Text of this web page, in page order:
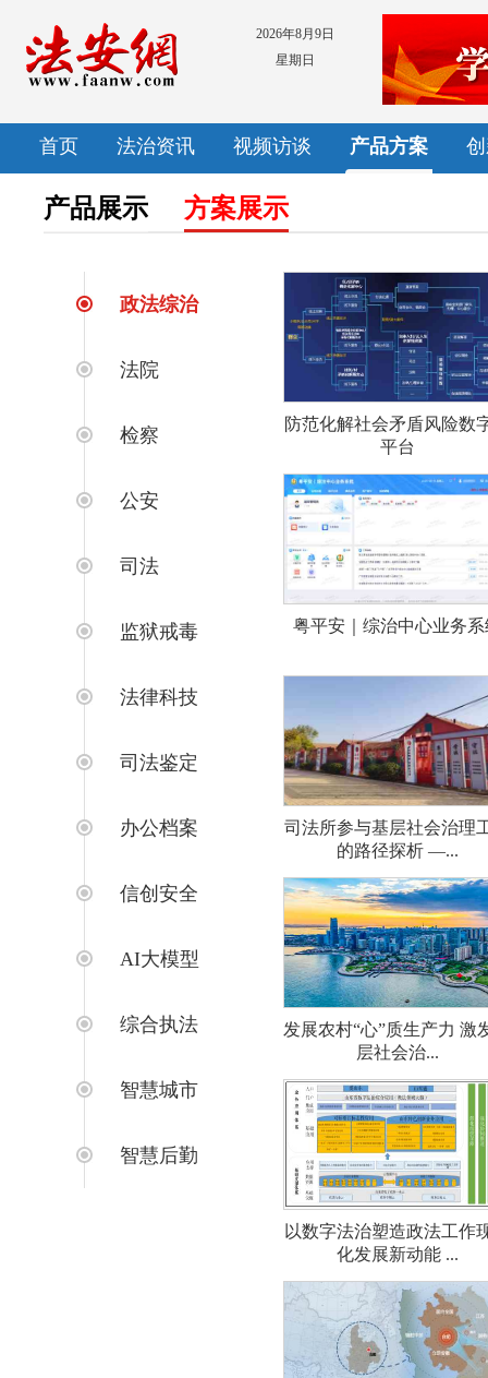
2026年8月9日
星期日
首页 法治资讯 视频访谈 产品方案
产品展示 方案展示
政法综治
法院
检察
公安
司法
监狱戒毒
法律科技
司法鉴定
办公档案
信创安全
AI大模型
综合执法
智慧城市
智慧后勤
防范化解社会矛盾风险数
平台
粤平安｜综治中心业务系
司法所参与基层社会治理
的路径探析 —...
发展农村“心”质生产力 激
层社会治...
以数字法治塑造政法工作
化发展新动能 ...